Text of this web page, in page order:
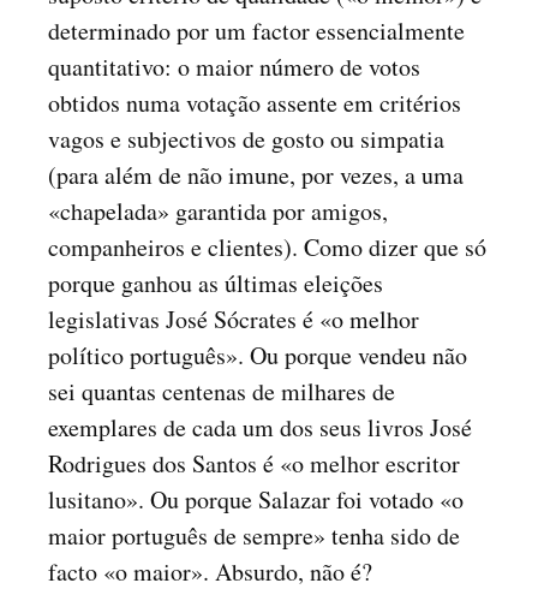
determinado por um factor essencialmente
quantitativo: o maior número de votos
obtidos numa votação assente em critérios
vagos e subjectivos de gosto ou simpatia
(para além de não imune, por vezes, a uma
«chapelada» garantida por amigos,
companheiros e clientes). Como dizer que só
porque ganhou as últimas eleições
legislativas José Sócrates é «o melhor
político português». Ou porque vendeu não
sei quantas centenas de milhares de
exemplares de cada um dos seus livros José
Rodrigues dos Santos é «o melhor escritor
lusitano». Ou porque Salazar foi votado «o
maior português de sempre» tenha sido de
facto «o maior». Absurdo, não é?